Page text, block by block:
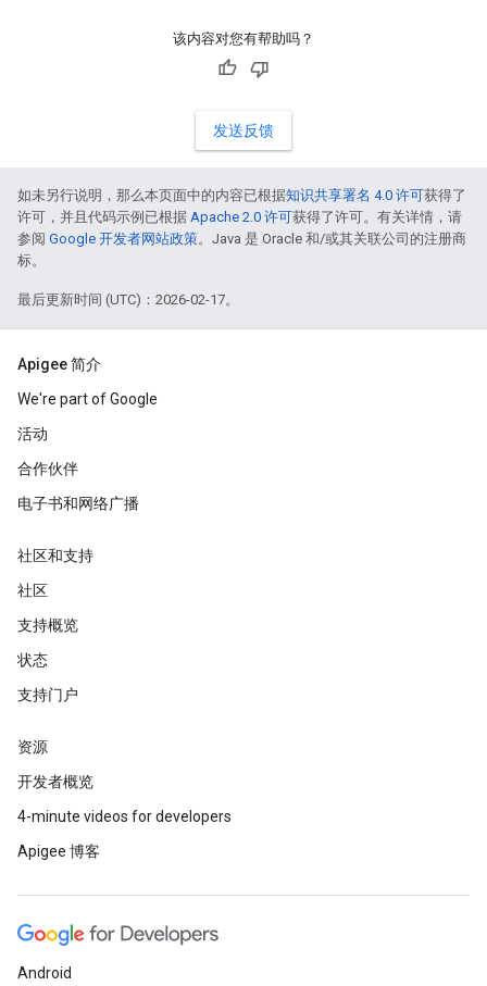
该内容对您有帮助吗？
发送反馈
如未另行说明，那么本页面中的内容已根据知识共享署名 4.0 许可获得了
许可，并且代码示例已根据 Apache 2.0 许可获得了许可。有关详情，请
参阅 Google 开发者网站政策。Java 是 Oracle 和/或其关联公司的注册商
标。
最后更新时间 (UTC)：2026-02-17。
Apigee 简介
We're part of Google
活动
合作伙伴
电子书和网络广播
社区和支持
社区
支持概览
状态
支持门户
资源
开发者概览
4-minute videos for developers
Apigee 博客
Android